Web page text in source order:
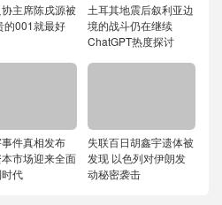
主席陈戌源被
的001就最好
土耳其地震后叙利亚边
境的战斗仍在继续
ChatGPT热度探讨
件真相发布
市场迎来全面
代
失联百日胡鑫宇遗体被
发现 以色列对伊朗发
动秘密袭击